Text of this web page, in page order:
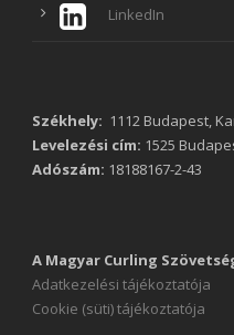
LinkedIn
Székhely: 1112 Budapest,
Levelezési cím: 1525
Adószám: 18188167-2-43
A Magyar Curling
Adatkezelési tájékoztatója
Cookie (süti) tájékoztatója